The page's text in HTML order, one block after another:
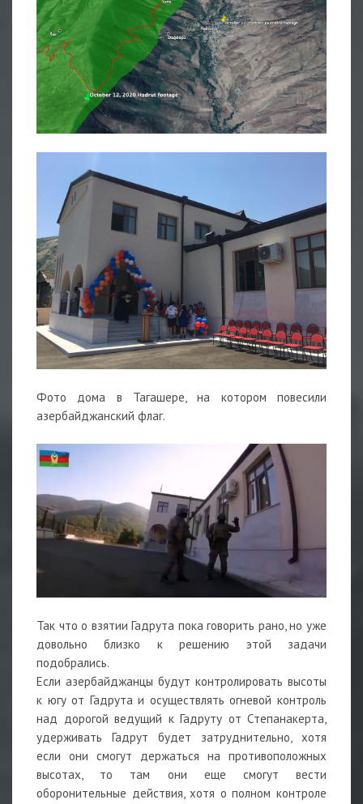
Фото дома в Тагашере, на котором повесили
азербайджанский флаг.
Так что о взятии Гадрута пока говорить рано, но уже
довольно близко к решению этой задачи
подобрались.
Если азербайджанцы будут контролировать высоты
к югу от Гадрута и осуществлять огневой контроль
над дорогой ведущий к Гадруту от Степанакерта,
удерживать Гадрут будет затруднительно, хотя
если они смогут держаться на противоположных
высотах, то там они еще смогут вести
оборонительные действия, хотя о полном контроле